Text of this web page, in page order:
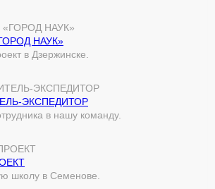
НАУК»
в Дзержинске.
ЭКСПЕДИТОР
в нашу команду.
школу в Семенове.